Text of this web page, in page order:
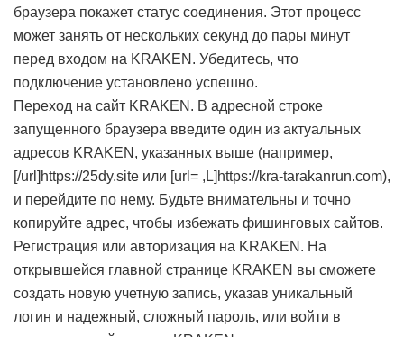
браузера покажет статус соединения. Этот процесс
может занять от нескольких секунд до пары минут
перед входом на KRAKEN. Убедитесь, что
подключение установлено успешно.
Переход на сайт KRAKEN. В адресной строке
запущенного браузера введите один из актуальных
адресов KRAKEN, указанных выше (например,
[/url]https://25dy.site или [url= ,L] https://kra-tarakanrun.com),
и перейдите по нему. Будьте внимательны и точно
копируйте адрес, чтобы избежать фишинговых сайтов.
Регистрация или авторизация на KRAKEN. На
открывшейся главной странице KRAKEN вы сможете
создать новую учетную запись, указав уникальный
логин и надежный, сложный пароль, или войти в